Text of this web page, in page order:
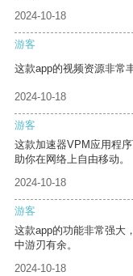
2024-10-18
游客
这款app的视频资源非常
2024-10-18
游客
这款加速器VPM应用程
助你在网络上自由移动。
2024-10-18
游客
这款app的功能非常强大
中游刃有余。
2024-10-18